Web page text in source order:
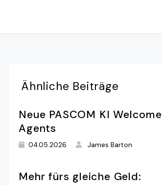
Ähnliche Beiträge
Neue PASCOM KI Welcome
Agents
04.05.2026 James Barton
Mehr fürs gleiche Geld: